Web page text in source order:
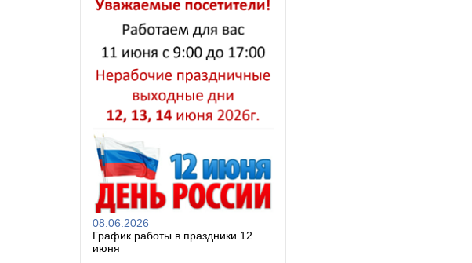
08.06.2026
График работы в праздники 12
июня